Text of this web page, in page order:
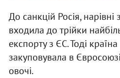
До санкцій Росія,
входила до трійки
експорту з ЄС. Тоді
закуповувала в
овочі.